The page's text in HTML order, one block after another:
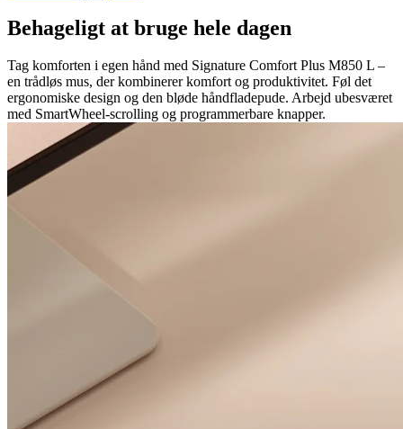
Behageligt at bruge hele dagen
Tag komforten i egen hånd med Signature Comfort Plus M850 L –
en trådløs mus, der kombinerer komfort og produktivitet. Føl det
ergonomiske design og den bløde håndfladepude. Arbejd ubesværet
med SmartWheel-scrolling og programmerbare knapper.